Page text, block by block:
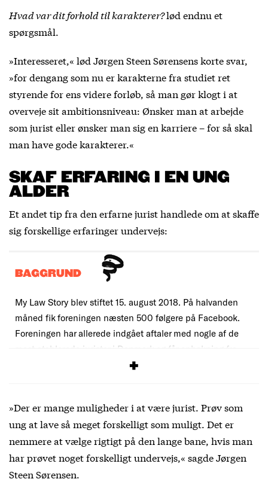
Hvad var dit forhold til karakterer?lød endnu et
spørgsmål.
»Interesseret,« lød Jørgen Steen Sørensens korte svar,
»for dengang som nu er karakterne fra studiet ret
styrende for ens videre forløb, så man gør klogt i at
overveje sit ambitionsniveau: Ønsker man at arbejde
som jurist eller ønsker man sig en karriere – for så skal
man have gode karakterer.«
SKAF ERFARING I EN UNG
ALDER
Et andet tip fra den erfarne jurist handlede om at skaffe
sig forskellige erfaringer undervejs:
BAGGRUND
My Law Story blev stiftet 15. august 2018. På halvanden
måned fik foreningen næsten 500 følgere på Facebook.
Foreningen har allerede indgået aftaler med nogle af de
mest etablerede jurister i Danmark og får opbakning fra
studieadministrationen på Jura.
»Der er mange muligheder i at være jurist. Prøv som
ung at lave så meget forskelligt som muligt. Det er
nemmere at vælge rigtigt på den lange bane, hvis man
har prøvet noget forskelligt undervejs,« sagde Jørgen
Steen Sørensen.